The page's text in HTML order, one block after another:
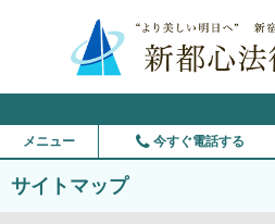
メニュー 今すぐ電話する
サイトマップ